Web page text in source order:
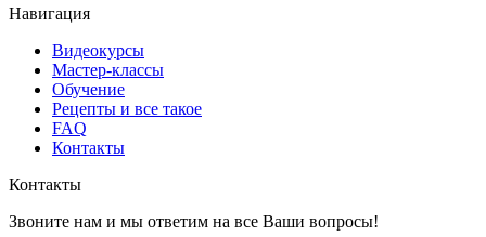
Навигация
Видеокурсы
Мастер-классы
Обучение
Рецепты и все такое
FAQ
Контакты
Контакты
Звоните нам и мы ответим на все Ваши вопросы!